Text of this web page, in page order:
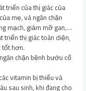
triển của thị giác của
mẹ, và ngăn chặn
mạch, giảm mỡ gan,…
triển thị giác toàn diện,
hơn.
chặn bệnh bướu cổ
vitamin bị thiếu và
sau sinh, khi đang cho